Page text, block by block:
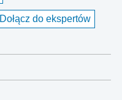
Dołącz do ekspertów